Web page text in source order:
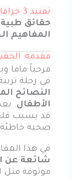
تفنيد 3 خرافات صحية شائعة عن الأطفال
حقائق
المفاهيم
مقدمة:
مرحباً ماما
في رحلة
النصائح
الأطفال.
قد يسبب
صحية
في هذا
شائعة عن
موثوقة مثل